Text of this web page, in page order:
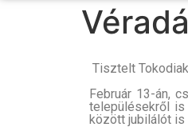
Tisztelt
Február 13-án,
településekről is
között jubilálót is